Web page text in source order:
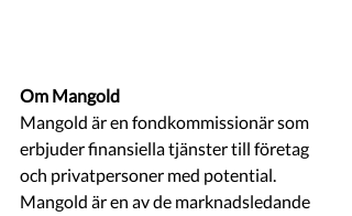
Om Mangold
Mangold är en fondkommissionär som
erbjuder finansiella tjänster till företag
och privatpersoner med potential.
Mangold är en av de marknadsledande